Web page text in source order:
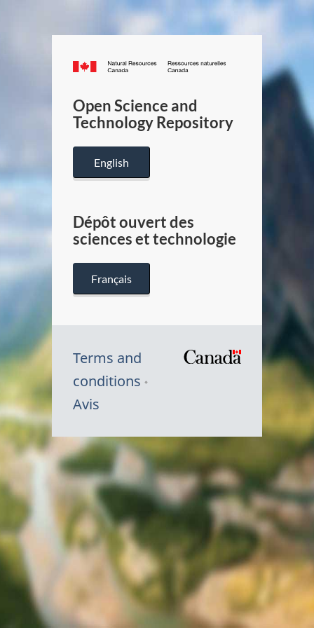
Canada.ca
/
Canada
Open Science and
Technology Repository
English
Dépôt ouvert des
sciences et technologie
Français
Terms and
conditions
Avis
Canada